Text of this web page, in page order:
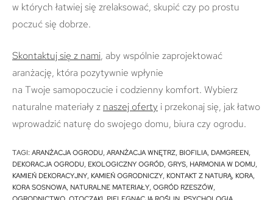
w których łatwiej się zrelaksować, skupić czy po prostu
poczuć się dobrze.
Skontaktuj się z nami, aby wspólnie zaprojektować
aranżację, która pozytywnie wpłynie
na Twoje samopoczucie i codzienny komfort. Wybierz
naturalne materiały z naszej oferty i przekonaj się, jak łatwo
wprowadzić naturę do swojego domu, biura czy ogrodu.
TAGI: ARANŻACJA OGRODU, ARANŻACJA WNĘTRZ, BIOFILIA, DAMGREEN,
DEKORACJA OGRODU, EKOLOGICZNY OGRÓD, GRYS, HARMONIA W DOMU,
KAMIEŃ DEKORACYJNY, KAMIEŃ OGRODNICZY, KONTAKT Z NATURĄ, KORA,
KORA SOSNOWA, NATURALNE MATERIAŁY, OGRÓD RZESZÓW,